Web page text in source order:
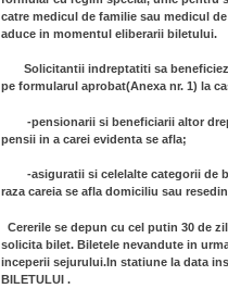
catre medicul de familie sau medicul
aduce in momentul eliberarii biletului.
Solicitantii indreptatiti sa
pe formularul aprobat(Anexa nr. 1) la
-pensionarii si beneficiarii altor
pensii in a carei evidenta se afla;
-asiguratii si celelalte categorii de
raza careia se afla domiciliu sau
Cererile se depun cu cel putin 30 de
solicita bilet. Biletele nevandute in
inceperii sejurului.In statiune la data
BILETULUI .